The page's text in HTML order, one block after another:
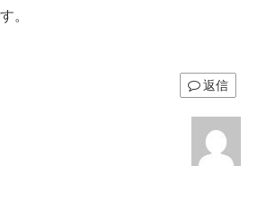
。
返信